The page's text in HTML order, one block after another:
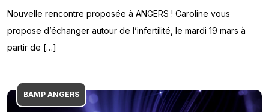
Nouvelle rencontre proposée à ANGERS ! Caroline vous
propose d’échanger autour de l’infertilité, le mardi 19 mars à
partir de […]
BAMP ANGERS